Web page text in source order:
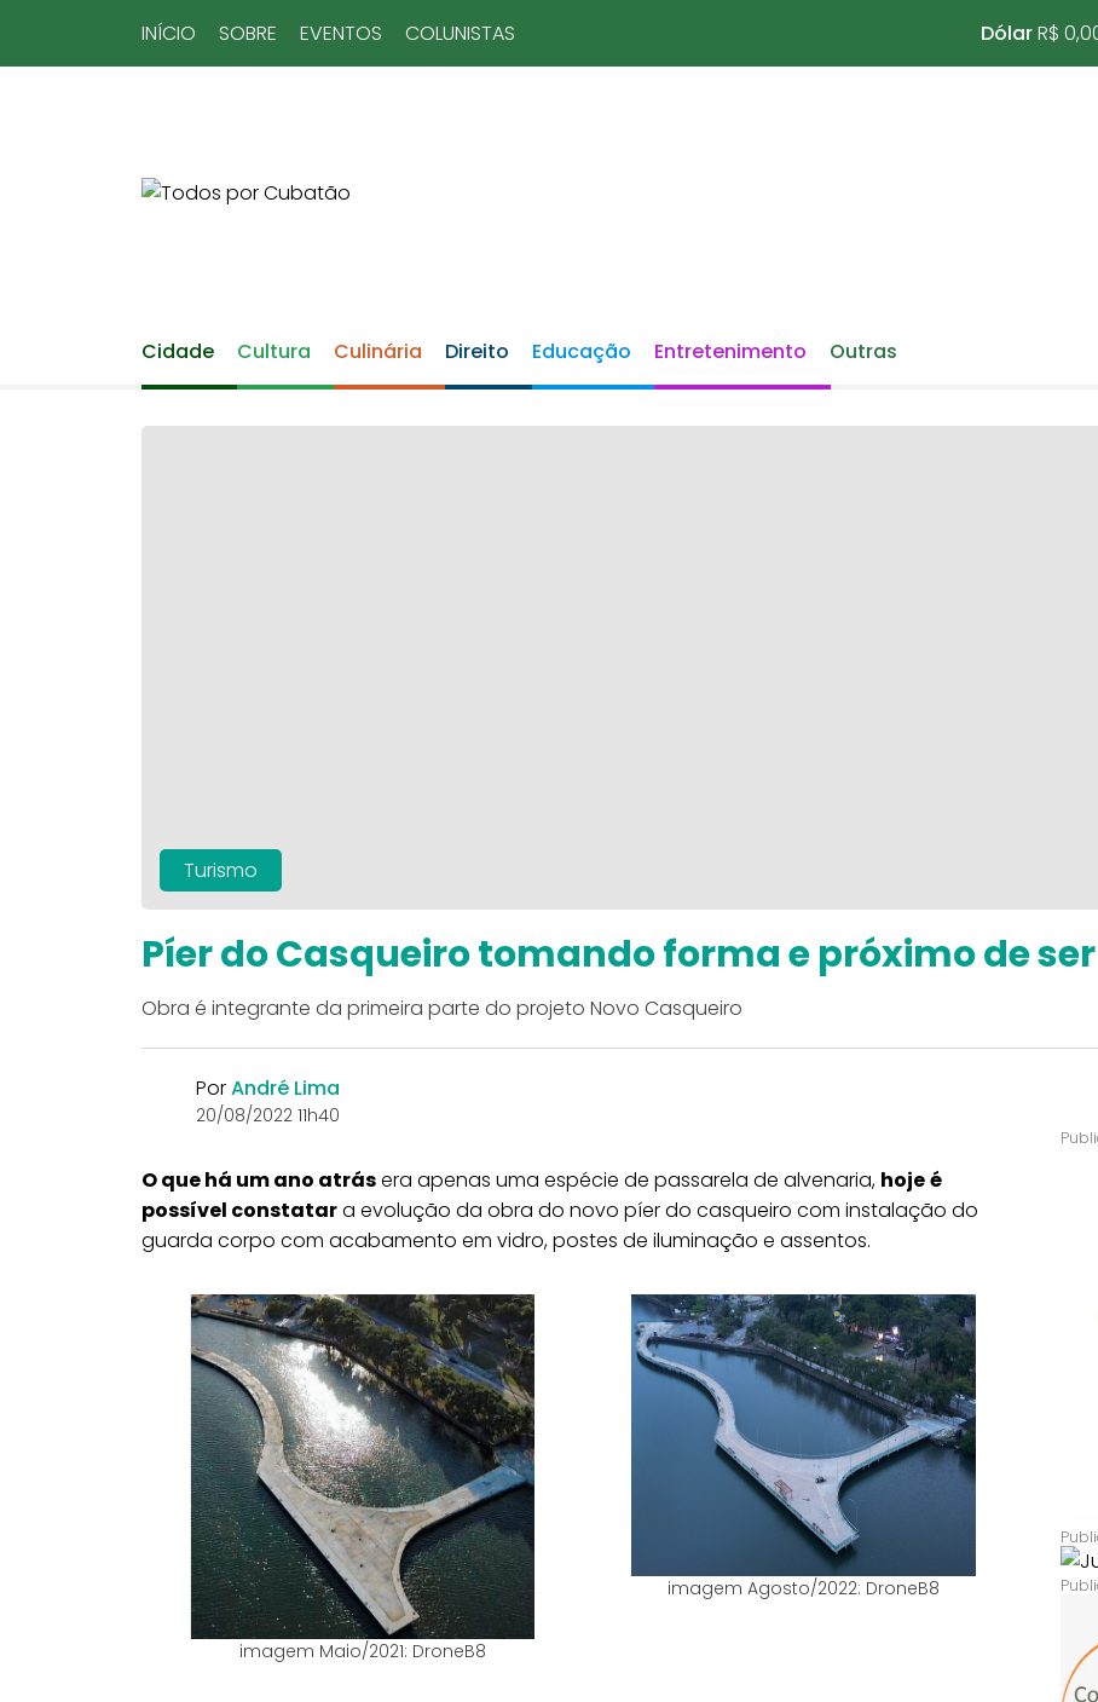
INÍCIO SOBRE EVENTOS COLUNISTAS DólarR$
Cidade Cultura Culinária Direito Educação Entretenimento Outras
Turismo
Píer do Casqueiro tomando forma e próximo de
Obra é integrante da primeira parte do projeto Novo Casqueiro
PorAndré Lima
20/08/2022 11h40
O que há um ano atrásera apenas uma espécie de passarela de alvenaria, hojeé
possível constatara evolução da obra do novo píer do casqueiro com instalação do
guarda corpo com acabamento em vidro, postes de iluminação e assentos.
imagem Maio/2021: DroneB8
imagem Agosto/2022: DroneB8